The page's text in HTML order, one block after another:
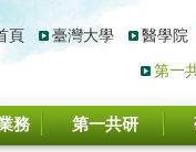
頁 臺灣大學 醫學院
第一
務 第一共研